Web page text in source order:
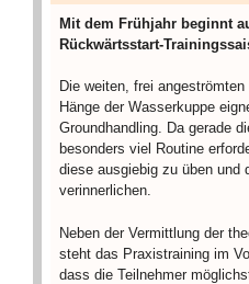
Mit dem Frühjahr beginnt
Rückwärtsstart-
Die weiten, frei
Hänge der Wasserkuppe
Groundhandling. Da gerade
besonders viel Routine
diese ausgiebig zu üben und
verinnerlichen.
Neben der Vermittlung der
steht das Praxistraining im
dass die Teilnehmer